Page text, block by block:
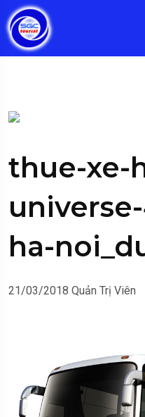
thue-xe-
ha-
21/03/2018 Quản Trị Viên